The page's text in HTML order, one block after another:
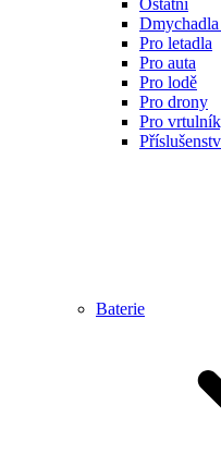
Ostatní
Pro letadla
Pro auta
Pro lodě
Pro drony
Pro
Baterie